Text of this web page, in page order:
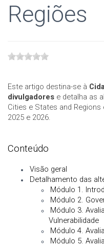
Regiões
Este artigo destina-se à
divulgadores e detalha as
Cities e States and
2025 e 2026.
Conteúdo
Visão geral
Detalhamento das
Módulo 1.
Módulo 2.
Módulo 3.
Vulnerabilidade
Módulo 4.
Módulo 5.